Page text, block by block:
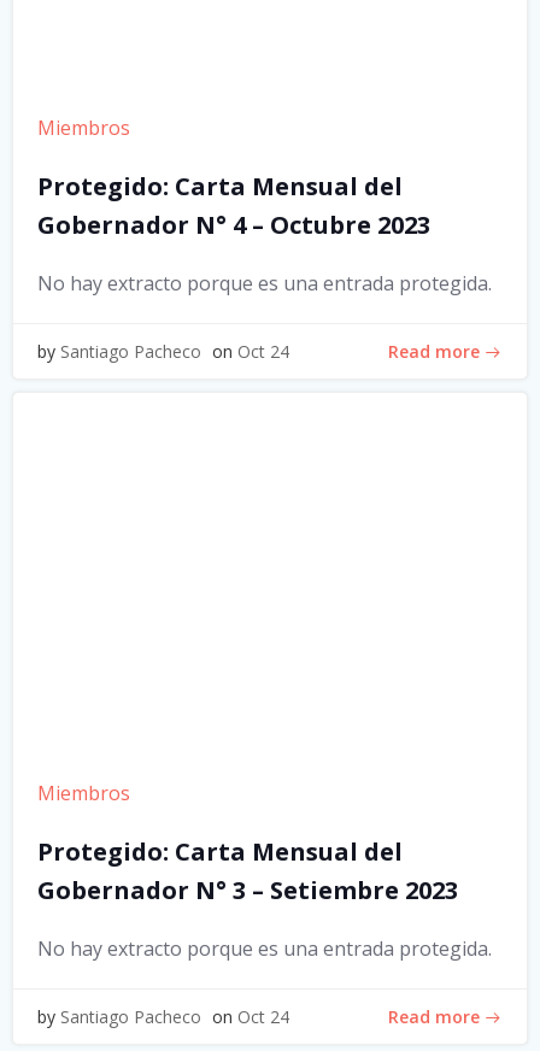
Miembros
Protegido: Carta Mensual del
Gobernador N° 4 – Octubre 2023
No hay extracto porque es una entrada protegida.
by Santiago Pacheco on Oct 24 Read more
Miembros
Protegido: Carta Mensual del
Gobernador N° 3 – Setiembre 2023
No hay extracto porque es una entrada protegida.
by Santiago Pacheco on Oct 24 Read more